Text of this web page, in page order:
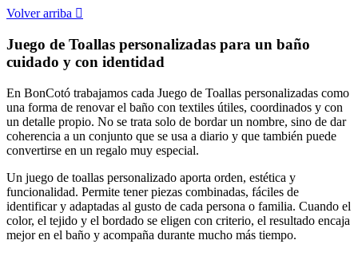
Volver arriba 
Juego de Toallas personalizadas para un baño
cuidado y con identidad
En BonCotó trabajamos cada Juego de Toallas personalizadas como
una forma de renovar el baño con textiles útiles, coordinados y con
un detalle propio. No se trata solo de bordar un nombre, sino de dar
coherencia a un conjunto que se usa a diario y que también puede
convertirse en un regalo muy especial.
Un juego de toallas personalizado aporta orden, estética y
funcionalidad. Permite tener piezas combinadas, fáciles de
identificar y adaptadas al gusto de cada persona o familia. Cuando el
color, el tejido y el bordado se eligen con criterio, el resultado encaja
mejor en el baño y acompaña durante mucho más tiempo.